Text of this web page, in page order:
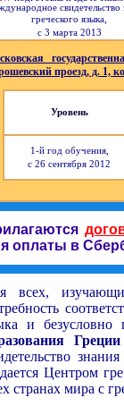
свидетельство
греческого языка,
с 3 марта 2013
проезд, д. 1,
Уровень
1-й год обучения,
с 26 сентября 2012
оплаты в
всех,
и
Центром
странах мира с